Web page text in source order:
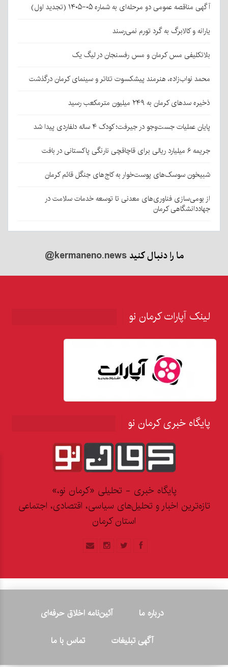
آگهی مناقصه عمومی دو مرحله‌ای به شماره ۰۵-۱۴۰۵ (تجدید اول)
یارانه و کالابرگ به گرد تورم نمی‌رسند
بلاتکلیفی مس کرمان و مس رفسنجان در لیگ یک
محمد نواب‌زاده، هنرمند پیشکسوت تئاتر و سینمای کرمان درگذشت
ذخیره سدهای کرمان به ۲۴۹ میلیون مترمکعب رسید
پایان عملیات جست‌وجو در جیرفت؛ کودک ۴ ساله دلفاردی پیدا شد
جریمه ۶ میلیارد ریالی برای قاچاقچی نارنگی پاکستانی در بافت
شبیخون سوسک‌های پوست‌خوار به کاج‌های جنگل قائم کرمان
از بومی‌سازی فناوری‌های معدنی تا توسعه خدمات سلامت در
جهاددانشگاهی کرمان
ما را دنبال کنید@kermaneno.news
لینک آپارات کرمان نو
پایگاه خبری کرمان نو
پایگاه خبری - تحلیلی «کرمان نو،»
تازه‌ترین اخبار و تحلیل‌های سیاسی، اقتصادی، اجتماعی
استان کرمان
درباره ما
آئین‌نامه اخلاق حرفه‌ای
آگهی تبلیغات
تماس با ما